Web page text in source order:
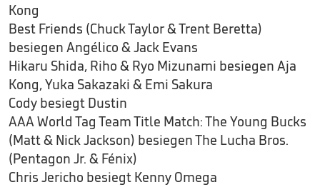
Kong
Best Friends (Chuck Taylor & Trent Beretta)
besiegen Angélico & Jack Evans
Hikaru Shida, Riho & Ryo Mizunami besiegen Aja
Kong, Yuka Sakazaki & Emi Sakura
Cody besiegt Dustin
AAA World Tag Team Title Match: The Young Bucks
(Matt & Nick Jackson) besiegen The Lucha Bros.
(Pentagon Jr. & Fénix)
Chris Jericho besiegt Kenny Omega